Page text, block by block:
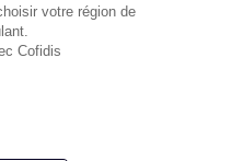
votre région de
Cofidis